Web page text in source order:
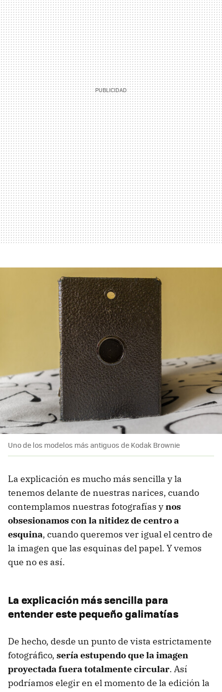
Uno de los modelos más antiguos de Kodak Brownie
La explicación es mucho más sencilla y la
tenemos delante de nuestras narices, cuando
contemplamos nuestras fotografías ynos
obsesionamos con la nitidez de centro a
esquina, cuando queremos ver igual el centro de
la imagen que las esquinas del papel. Y vemos
que no es así.
La explicación más sencilla para
entender este pequeño galimatías
De hecho, desde un punto de vista estrictamente
fotográfico, sería estupendo que la imagen
proyectada fuera totalmente circular. Así
podríamos elegir en el momento de la edición la